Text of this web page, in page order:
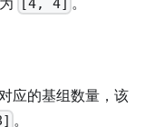
[4, 4]
应的基组数量，该
。